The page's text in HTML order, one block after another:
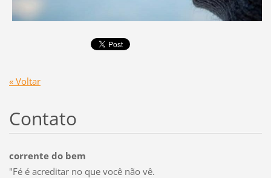
« Voltar
Contato
corrente do bem
"Fé é acreditar no que você não vê.